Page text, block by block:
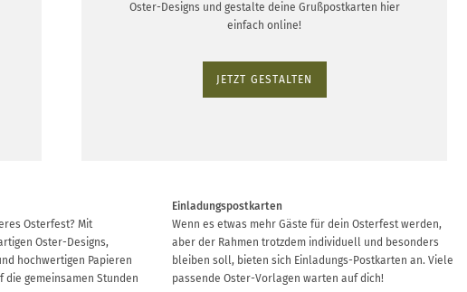
Oster-Designs und gestalte deine Grußpostkarten hier
einfach online!
JETZT GESTALTEN
Osterfest? Mit
Oster-Designs,
hochwertigen Papieren
die gemeinsamen Stunden
Einladungspostkarten
Wenn es etwas mehr Gäste für dein Osterfest werden,
aber der Rahmen trotzdem individuell und besonders
bleiben soll, bieten sich Einladungs-Postkarten an. Viele
passende Oster-Vorlagen warten auf dich!